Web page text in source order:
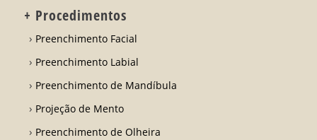
+ Procedimentos
Preenchimento Facial
Preenchimento Labial
Preenchimento de Mandíbula
Projeção de Mento
Preenchimento de Olheira